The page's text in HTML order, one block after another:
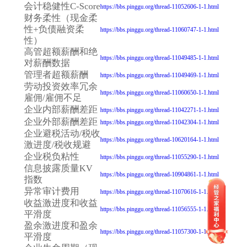
会计稳健性C-Scorehttps://bbs.pinggu.org/thread-11052606-1-1.html
财务柔性（现金柔
性+负债融资柔
性）
https://bbs.pinggu.org/thread-11060747-1-1.html
高管超额薪酬和绝
对薪酬数据
https://bbs.pinggu.org/thread-11049485-1-1.html
管理者超额薪酬 https://bbs.pinggu.org/thread-11049469-1-1.html
劳动投资效率冗余
雇佣/雇佣不足
https://bbs.pinggu.org/thread-11060650-1-1.html
企业内部薪酬差距 https://bbs.pinggu.org/thread-11042271-1-1.html
企业外部薪酬差距 https://bbs.pinggu.org/thread-11042304-1-1.html
企业避税活动/税收
激进度/税收规避
https://bbs.pinggu.org/thread-10620164-1-1.html
企业税负粘性 https://bbs.pinggu.org/thread-11055290-1-1.html
信息披露质量KV
指数
https://bbs.pinggu.org/thread-10904861-1-1.html
异常审计费用 https://bbs.pinggu.org/thread-11070616-1-1.html
收益激进度和收益
平滑度
https://bbs.pinggu.org/thread-11056555-1-1.html
盈余激进度和盈余
平滑度
https://bbs.pinggu.org/thread-11057300-1-1.html